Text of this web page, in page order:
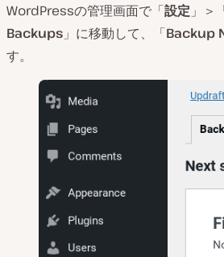
WordPressの管理画面で「設定 」＞
Backups 」に移動して、「Backup
す。